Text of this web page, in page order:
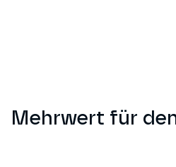
Mehrwert für